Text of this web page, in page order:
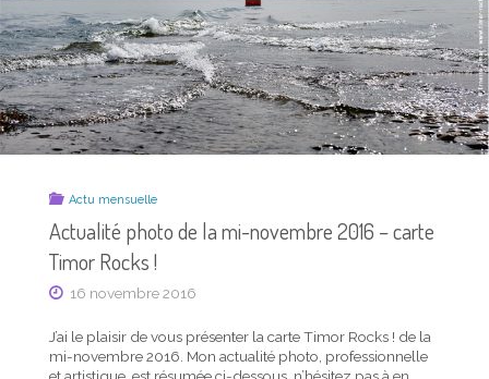
Actu mensuelle
Actualité photo de la mi-novembre 2016 – carte
Timor Rocks !
16 novembre 2016
J’ai le plaisir de vous présenter la carte Timor Rocks ! de la
mi-novembre 2016. Mon actualité photo, professionnelle